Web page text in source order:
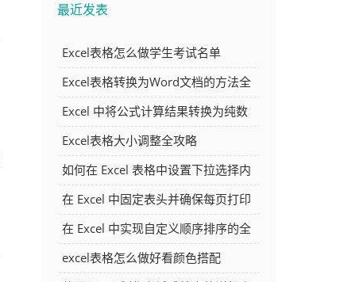
最近发表
Excel表格怎么做学生考试名单
Excel表格转换为Word文档的方法全
解析
Excel 中将公式计算结果转换为纯数
字的多种方法
Excel表格大小调整全攻略
如何在 Excel 表格中设置下拉选择内
容
在 Excel 中固定表头并确保每页打印
时都显示表头的方法详解
在 Excel 中实现自定义顺序排序的全
面指南
excel表格怎么做好看颜色搭配